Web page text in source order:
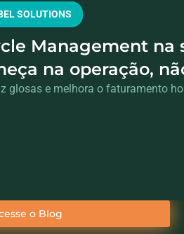
SOLUTIONS
Management na
na operação,
glosas e melhora o faturamento
o Blog